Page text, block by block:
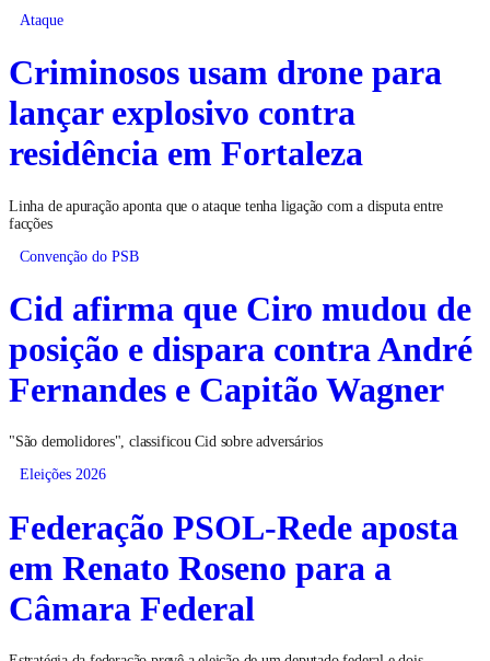
Ataque
Criminosos usam drone para
lançar explosivo contra
residência em Fortaleza
Linha de apuração aponta que o ataque tenha ligação com a disputa entre
facções
Convenção do PSB
Cid afirma que Ciro mudou de
posição e dispara contra André
Fernandes e Capitão Wagner
"São demolidores", classificou Cid sobre adversários
Eleições 2026
Federação PSOL-Rede aposta
em Renato Roseno para a
Câmara Federal